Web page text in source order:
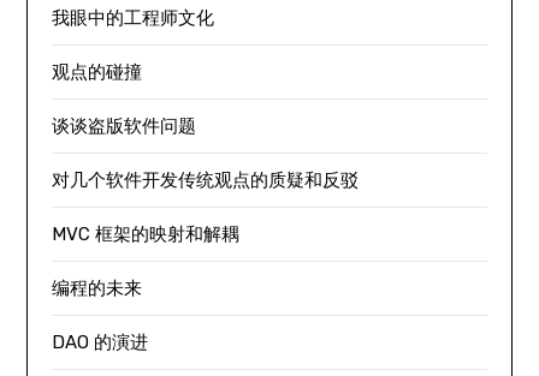
我眼中的工程师文化
观点的碰撞
谈谈盗版软件问题
对几个软件开发传统观点的质疑和反驳
MVC 框架的映射和解耦
编程的未来
DAO 的演进